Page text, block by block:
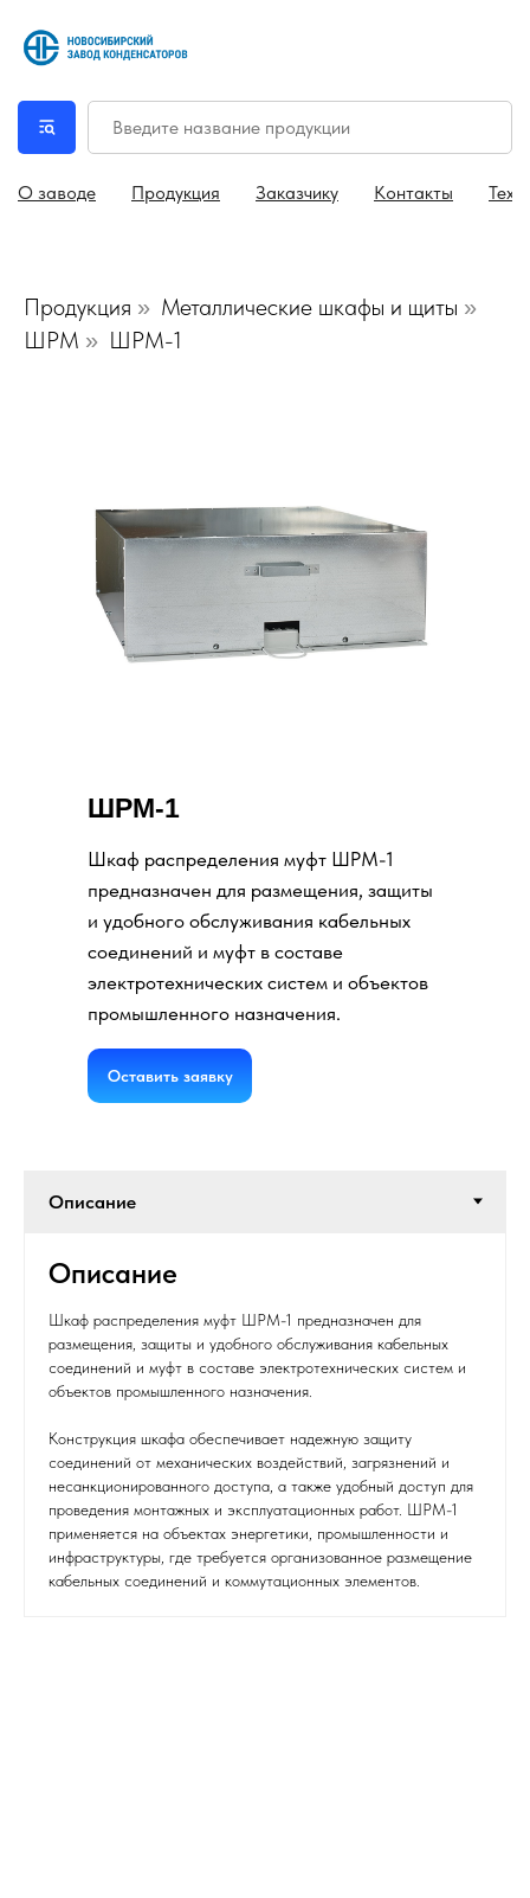
О заводе Продукция Заказчику Контакты
Продукция » Металлические шкафы и щиты »
ШРМ » ШРМ-1
ШРМ-1
Оставить заявку
Шкаф распределения муфт ШРМ-1
предназначен для размещения, защиты
и удобного обслуживания кабельных
соединений и муфт в составе
электротехнических систем и объектов
промышленного назначения.
Описание
Шкаф распределения муфт ШРМ-1 предназначен для
размещения, защиты и удобного обслуживания кабельных
соединений и муфт в составе электротехнических систем и
объектов промышленного назначения.
Конструкция шкафа обеспечивает надежную защиту
соединений от механических воздействий, загрязнений и
несанкционированного доступа, а также удобный доступ для
проведения монтажных и эксплуатационных работ. ШРМ-1
применяется на объектах энергетики, промышленности и
инфраструктуры, где требуется организованное размещение
кабельных соединений и коммутационных элементов.